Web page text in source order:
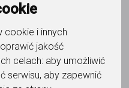
cookie i innych
jakość
celach: aby umożliwić
serwisu, aby zapewnić